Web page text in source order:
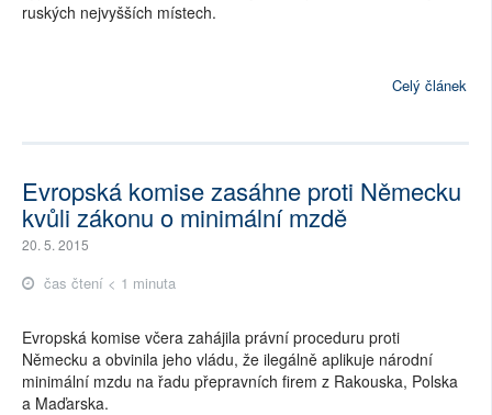
ruských nejvyšších místech.
Celý článek
Evropská komise zasáhne proti Německu
kvůli zákonu o minimální mzdě
20. 5. 2015
čas čtení < 1 minuta
Evropská komise včera zahájila právní proceduru proti
Německu a obvinila jeho vládu, že ilegálně aplikuje národní
minimální mzdu na řadu přepravních firem z Rakouska, Polska
a Maďarska.